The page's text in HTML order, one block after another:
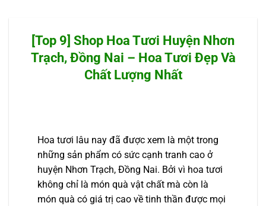
[Top 9] Shop Hoa Tươi Huyện Nhơn
Trạch, Đồng Nai – Hoa Tươi Đẹp Và
Chất Lượng Nhất
Hoa tươi lâu nay đã được xem là một trong
những sản phẩm có sức cạnh tranh cao ở
huyện Nhơn Trạch, Đồng Nai. Bởi vì hoa tươi
không chỉ là món quà vật chất mà còn là
món quà có giá trị cao về tinh thần được mọi